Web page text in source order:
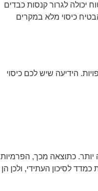
יכולה לגרור קנסות כבדים
כיסוי מלא במקרים
הידיעה שיש לכם כיסוי
יותר. כתוצאה מכך, הפרמיות
לסיכון העתידי, ולכן הן